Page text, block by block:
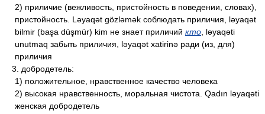
2) приличие (вежливость, пристойность в поведении, словах),
пристойность. Ləyaqət gözləmək соблюдать приличия, ləyaqət
bilmir (başa düşmür) kim не знает приличий кто , ləyaqəti
unutmaq забыть приличия, ləyaqət xatirinə ради (из, для)
приличия
3. добродетель:
1) положительное, нравственное качество человека
2) высокая нравственность, моральная чистота. Qadın ləyaqəti
женская добродетель